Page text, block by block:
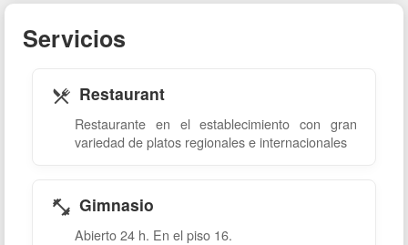
Servicios
Restaurant
Restaurante en el establecimiento con gran
variedad de platos regionales e internacionales
Gimnasio
Abierto 24 h. En el piso 16.